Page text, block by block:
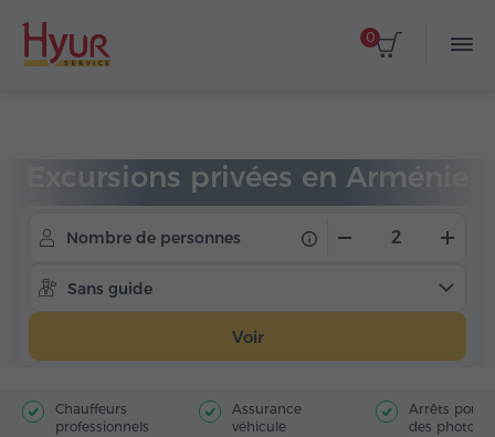
0
Excursions privées en Arménie
Nombre de personnes
Sans guide
Voir
Chauffeurs
professionnels
Assurance
véhicule
Arrêts pour
des photos